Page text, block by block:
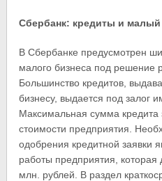
Сбербанк: кредиты и малый
В Сбербанке предусмотрен
малого бизнеса под решение
Большинство кредитов,
бизнесу, выдается под залог
Максимальная сумма кредита
стоимости предприятия.
одобрения кредитной заявки
работы предприятия,
млн. рублей. В раздел